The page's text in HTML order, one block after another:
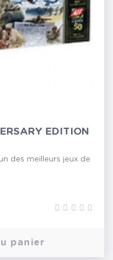
EDITION
des meilleurs jeux de
panier